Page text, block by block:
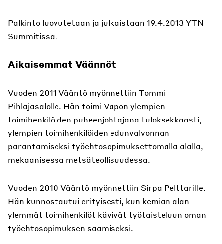
Palkinto luovutetaan ja julkaistaan 19.4.2013 YTN
Summitissa.
Aikaisemmat Väännöt
Vuoden 2011 Vääntö myönnettiin Tommi
Pihlajasalolle. Hän toimi Vapon ylempien
toimihenkilöiden puheenjohtajana tuloksekkaasti,
ylempien toimihenkilöiden edunvalvonnan
parantamiseksi työehtosopimuksettomalla alalla,
mekaanisessa metsäteollisuudessa.
Vuoden 2010 Vääntö myönnettiin Sirpa Pelttarille.
Hän kunnostautui erityisesti, kun kemian alan
ylemmät toimihenkilöt kävivät työtaisteluun oman
työehtosopimuksen saamiseksi.